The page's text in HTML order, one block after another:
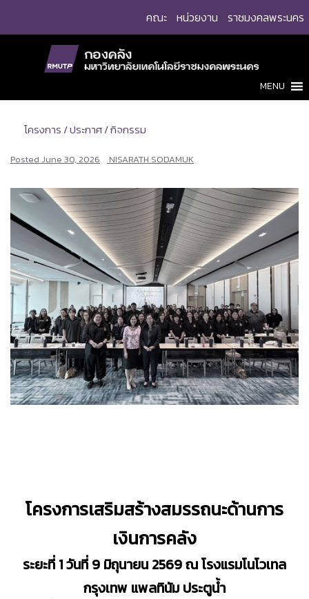
คณะ หน่วยงาน ราชมงคลพระนคร
MENU
โครงการ / ประกาศ / กิจกรรม
Posted June 30, 2026 NISARATH SODAMUK
โครงการเสริมสร้างสมรรถนะด้านการ
เงินการคลัง
ระยะที่ 1 วันที่ 9 มิถุนายน 2569 ณ โรงแรมโนโวเทล
กรุงเทพ แพลทินัม ประตูน้ำ